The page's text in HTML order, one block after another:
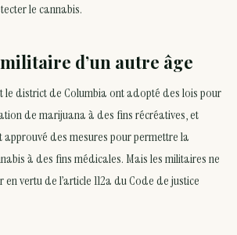
le cannabis.
d’un autre âge
le district de Columbia ont adopté des lois pour
de marijuana à des fins récréatives, et
approuvé des mesures pour permettre la
à des fins médicales. Mais les militaires ne
vertu de l’article 112a du Code de justice